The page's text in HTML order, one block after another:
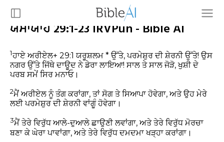
ਯਸਾਯਾਹ 29:1-23 IRVPun - Bible AI
1ਹਾਏ ਅਰੀਏਲ+ 29:1 ਯਰੂਸ਼ਲਮ * ਉੱਤੇ, ਪਰਮੇਸ਼ੁਰ ਦੀ ਸ਼ੇਰਨੀ ਉੱਤੇ! ਉਸ
ਨਗਰ ਉੱਤੇ ਜਿੱਥੇ ਦਾਊਦ ਨੇ ਡੇਰਾ ਲਾਇਆ! ਸਾਲ ਤੇ ਸਾਲ ਜੋੜੋ, ਖੁਸ਼ੀ ਦੇ
ਪਰਬ ਸਮੇਂ ਸਿਰ ਮਨਾਓ।
2ਮੈਂ ਅਰੀਏਲ ਨੂੰ ਤੰਗ ਕਰਾਂਗਾ, ਤਾਂ ਸੋਗ ਤੇ ਸਿਆਪਾ ਹੋਵੇਗਾ, ਅਤੇ ਉਹ ਮੇਰੇ
ਲਈ ਪਰਮੇਸ਼ੁਰ ਦੀ ਸ਼ੇਰਨੀ ਵਾਂਗੂੰ ਹੋਵੇਗਾ।
3ਮੈਂ ਤੇਰੇ ਵਿਰੁੱਧ ਆਲੇ-ਦੁਆਲੇ ਛਾਉਣੀ ਲਵਾਂਗਾ, ਅਤੇ ਤੇਰੇ ਵਿਰੁੱਧ ਮੋਰਚਾ
ਬਣਾ ਕੇ ਘੇਰਾ ਪਾਵਾਂਗਾ, ਅਤੇ ਤੇਰੇ ਵਿਰੁੱਧ ਦਮਦਮਾ ਖੜ੍ਹਾ ਕਰਾਂਗਾ।